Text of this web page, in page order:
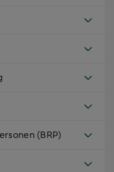
(BRP)